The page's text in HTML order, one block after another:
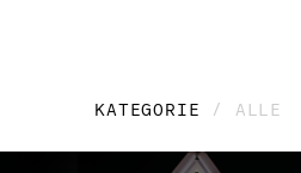
KATEGORIE / ALLE